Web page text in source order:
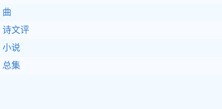
曲
诗文评
小说
总集